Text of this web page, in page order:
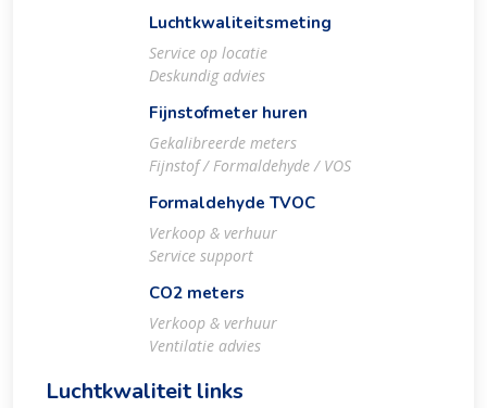
Luchtkwaliteitsmeting
Service op locatie
Deskundig advies
Fijnstofmeter huren
Gekalibreerde meters
Fijnstof / Formaldehyde / VOS
Formaldehyde TVOC
Verkoop & verhuur
Service support
CO2 meters
Verkoop & verhuur
Ventilatie advies
Luchtkwaliteit links